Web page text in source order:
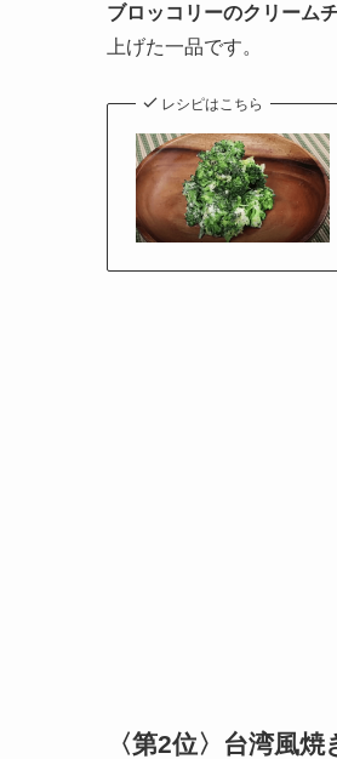
ブロッコリーのクリーム
上げた一品です。
レシピはこちら
〈第2位〉 台湾風焼